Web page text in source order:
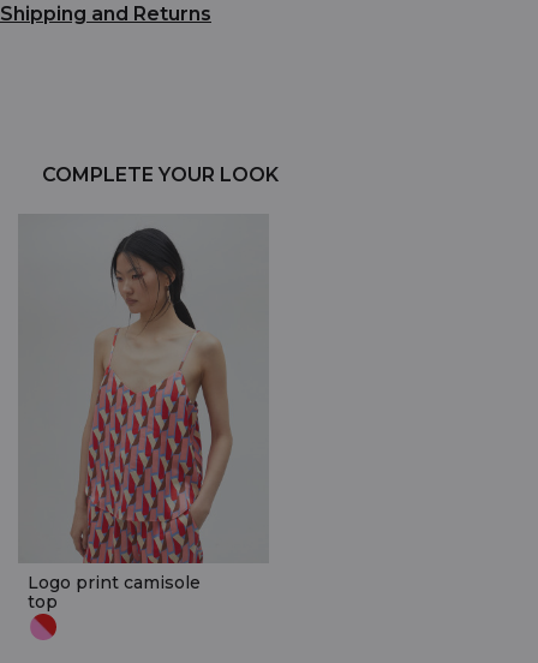
Shipping and Returns
COMPLETE YOUR LOOK
Logo print camisole
top